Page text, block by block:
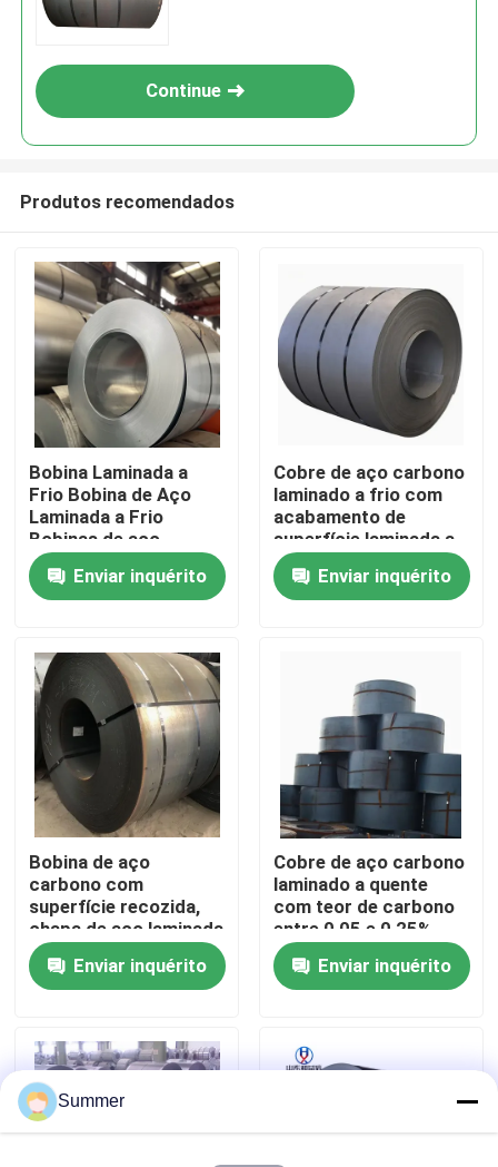
Casa
Produtos
Sobre nós
Excursão da fábrica
Controle da qualidade
Contacte-nos
Peça umas citações
Placas de aço carbono
Continue
Produtos recomendados
Bobina Laminada a
Frio Bobina de Aço
Laminada a Frio
Bobinas de aço
premium adequadas
para componentes
automotivos e
construção
Enviar inquérito
Cobre de aço carbono
laminado a frio com
acabamento de
superfície laminada a
quente de anilhamento
brilhante concebido
para construção e
Enviar inquérito
Bobina de aço
carbono com
superfície recozida,
chapa de aço laminada
a quente adequada
para aplicações em
máquinas pesadas e
Enviar inquérito
Cobre de aço carbono
laminado a quente
com teor de carbono
entre 0,05 e 0,25%
Enviar inquérito
Summer